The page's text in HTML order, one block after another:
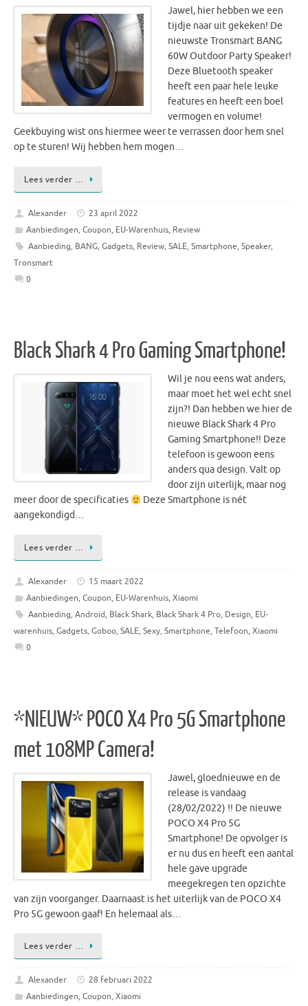
Jawel, hier hebben we een
tijdje naar uit gekeken! De
nieuwste Tronsmart BANG
60W Outdoor Party Speaker!
Deze Bluetooth speaker
heeft een paar hele leuke
features en heeft een boel
vermogen en volume!
Geekbuying wist ons hiermee weer te verrassen door hem snel
op te sturen! Wij hebben hem mogen…
Lees verder …
Alexander
23 april 2022
Aanbiedingen, Coupon, EU-Warenhuis, Review
Aanbieding, BANG, Gadgets, Review, SALE, Smartphone, Speaker,
Tronsmart
0
Black Shark 4 Pro Gaming Smartphone!
Wil je nou eens wat anders,
maar moet het wel echt snel
zijn?! Dan hebben we hier de
nieuwe Black Shark 4 Pro
Gaming Smartphone!! Deze
telefoon is gewoon eens
anders qua design. Valt op
door zijn uiterlijk, maar nog
meer door de specificaties
Deze Smartphone is nét
aangekondigd…
Lees verder …
Alexander
15 maart 2022
Aanbiedingen, Coupon, EU-Warenhuis, Xiaomi
Aanbieding, Android, Black Shark, Black Shark 4 Pro, Design, EU-
warenhuis, Gadgets, Goboo, SALE, Sexy, Smartphone, Telefoon, Xiaomi
0
*NIEUW* POCO X4 Pro 5G Smartphone
met 108MP Camera!
Jawel, gloednieuwe en de
release is vandaag
(28/02/2022) !! De nieuwe
POCO X4 Pro 5G
Smartphone! De opvolger is
er nu dus en heeft een aantal
hele gave upgrade
meegekregen ten opzichte
van zijn voorganger. Daarnaast is het uiterlijk van de POCO X4
Pro 5G gewoon gaaf! En helemaal als…
Lees verder …
Alexander
28 februari 2022
Aanbiedingen, Coupon, Xiaomi